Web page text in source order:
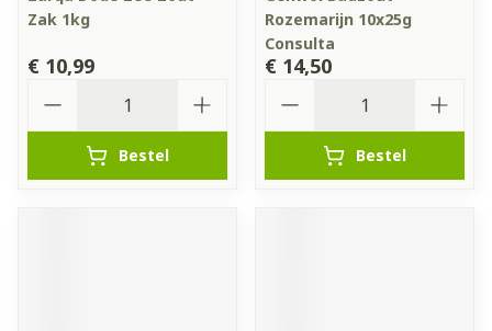
Zak 1kg
€ 10,99
Bestel
Rozemarijn 10x25g
Consulta
€ 14,50
Bestel